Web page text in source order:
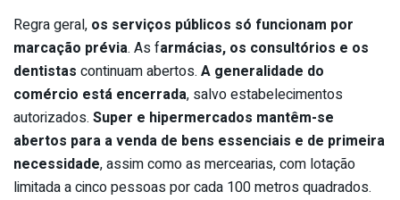
Regra geral, os serviços públicos só funcionam por
marcação prévia. As farmácias, os consultórios e os
dentistas continuam abertos. A generalidade do
comércio está encerrada, salvo estabelecimentos
autorizados. Super e hipermercados mantêm-se
abertos para a venda de bens essenciais e de primeira
necessidade, assim como as mercearias, com lotação
limitada a cinco pessoas por cada 100 metros quadrados.